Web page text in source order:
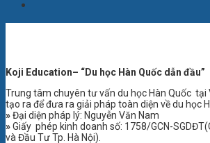
Koji Education– “Du học Hàn Quốc dẫn đầu”
Trung tâm chuyên tư vấn du học Hàn Quốc tại
tạo ra để đưa ra giải pháp toàn diện về du học
»Đại diện pháp lý: Nguyễn Văn Nam
»Giấy phép kinh doanh số: 1758/GCN-
và Đầu Tư Tp. Hà Nội).